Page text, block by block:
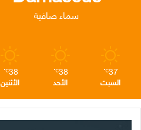
سماء صافية
37
℃
السبت
38
℃
الأحد
38
℃
الأثنين